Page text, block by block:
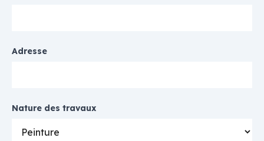
Adresse
Nature des travaux